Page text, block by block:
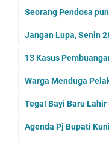
Seorang Pendosa
Jangan Lupa, Senin
13 Kasus
Warga Menduga
Tega! Bayi Baru
Agenda Pj Bupati